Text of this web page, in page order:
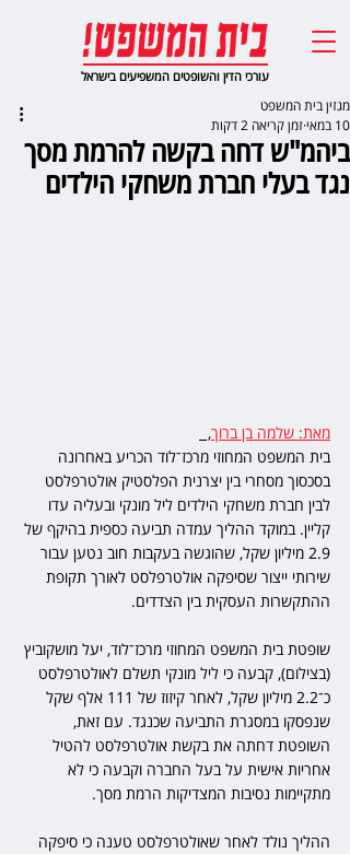
עורכי הדין והשופטים המשפיעים בישראל
ביהמ"ש דחה בקשה להרמת מסך
נגד בעלי חברת משחקי הילדים
מגזין בית המשפט
10 במאי
זמן קריאה 2 דקות
מאת: שלמה בן ברוך,
בית המשפט המחוזי מרכז־לוד הכריע באחרונה
בסכסוך מסחרי בין יצרנית הפלסטיק אולטרפלסט
לבין חברת משחקי הילדים ליל מונקי ובעליה עדו
קליין. במוקד ההליך עמדה תביעה כספית בהיקף של
2.9 מיליון שקל, שהוגשה בעקבות חוב נטען עבור
שירותי ייצור שסיפקה אולטרפלסט לאורך תקופת
ההתקשרות העסקית בין הצדדים.
שופטת בית המשפט המחוזי מרכז־לוד, יעל מושקוביץ
(בצילום), קבעה כי ליל מונקי תשלם לאולטרפלסט
כ־2.2 מיליון שקל, לאחר קיזוז של 111 אלף שקל
שנפסקו במסגרת התביעה שכנגד. עם זאת,
השופטת דחתה את בקשת אולטרפלסט להטיל
אחריות אישית על בעל החברה וקבעה כי לא
מתקיימות נסיבות המצדיקות הרמת מסך.
ההליך נולד לאחר שאולטרפלסט טענה כי סיפקה